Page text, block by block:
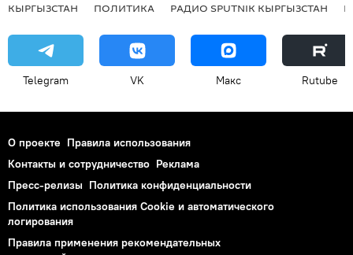
КЫРГЫЗСТАН ПОЛИТИКА РАДИО SPUTNIK КЫРГЫЗСТАН
Telegram VK Макс Rutube
О проекте Правила использования
Контакты и сотрудничество Реклама
Пресс-релизы Политика конфиденциальности
Политика использования Cookie и автоматического
логирования
Правила применения рекомендательных